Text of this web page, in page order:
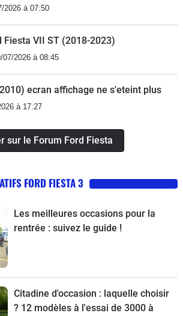
2026 à 07:50
Fiesta VII ST (2018-2023)
07/2026 à 08:45
ecran affichage ne s'eteint plus
à 17:27
sur le Forum Ford Fiesta
FORD FIESTA 3
Les meilleures occasions pour la
rentrée : suivez le guide !
Citadine d'occasion : laquelle choisir
? 12 modèles à l'essai de 3000 à